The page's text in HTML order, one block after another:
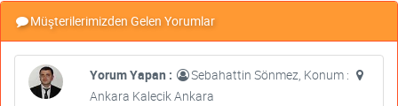
Müşterilerimizden Gelen Yorumlar
Yorum Yapan :
Sebahattin Sönmez, Konum :
Ankara Kalecik Ankara